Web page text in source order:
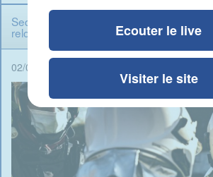
Ecouter le live
Visiter le site
Sedan : départ de feu dans un
relogée
02/07/2025 - 08:22 -